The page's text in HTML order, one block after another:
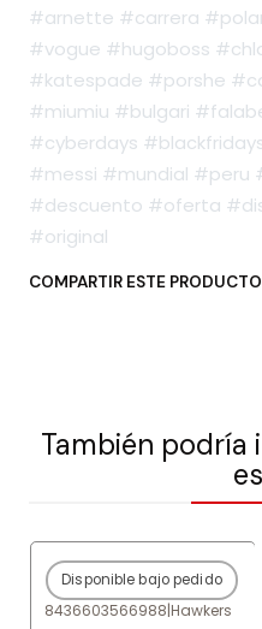
#arnette #carrera
#vogue #hugoboss
#katespade #porshe
#miumiu #bulgari
#cyberdays
#messi #mundial #peru
#descuento #oferta
#original
COMPARTIR ESTE PRODUCTO
También podría
-80%OFF
Agotado
Disponible bajo pedido
8436603566988|Hawkers